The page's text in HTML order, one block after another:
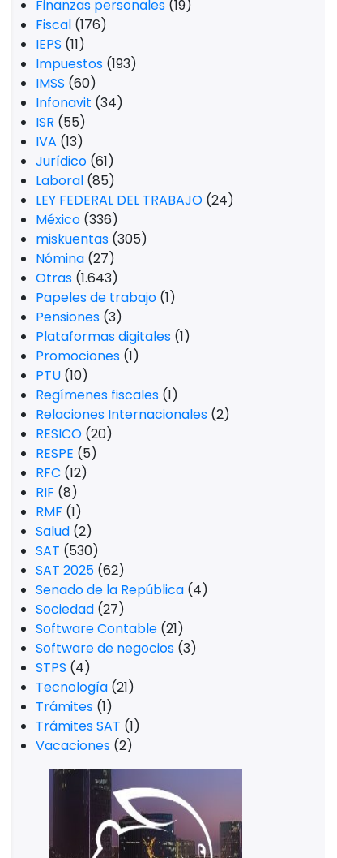
Finanzas personales (19)
Fiscal (176)
IEPS (11)
Impuestos (193)
IMSS (60)
Infonavit (34)
ISR (55)
IVA (13)
Jurídico (61)
Laboral (85)
LEY FEDERAL DEL TRABAJO (24)
México (336)
miskuentas (305)
Nómina (27)
Otras (1.643)
Papeles de trabajo (1)
Pensiones (3)
Plataformas digitales (1)
Promociones (1)
PTU (10)
Regímenes fiscales (1)
Relaciones Internacionales (2)
RESICO (20)
RESPE (5)
RFC (12)
RIF (8)
RMF (1)
Salud (2)
SAT (530)
SAT 2025 (62)
Senado de la República (4)
Sociedad (27)
Software Contable (21)
Software de negocios (3)
STPS (4)
Tecnología (21)
Trámites (1)
Trámites SAT (1)
Vacaciones (2)